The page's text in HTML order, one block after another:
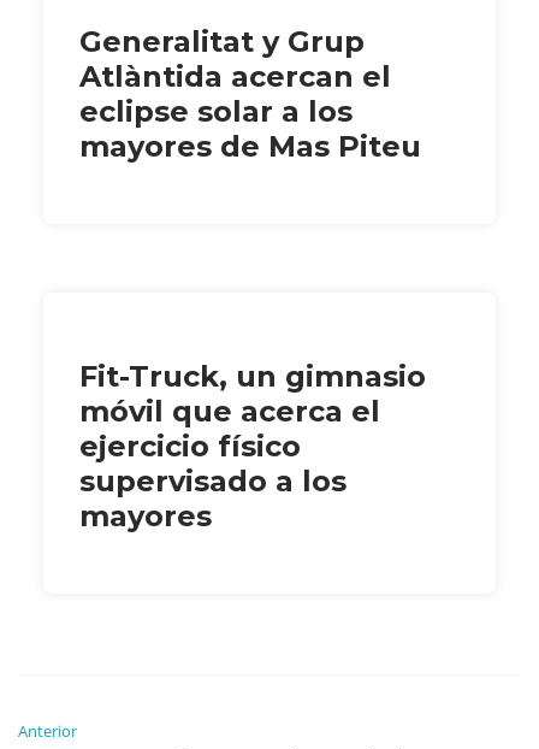
Generalitat y Grup
Atlàntida acercan el
eclipse solar a los
mayores de Mas Piteu
Fit-Truck, un gimnasio
móvil que acerca el
ejercicio físico
supervisado a los
mayores
Anterior